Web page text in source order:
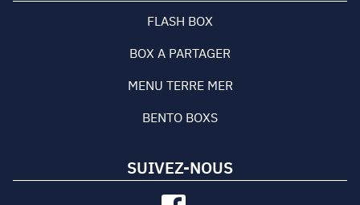
FLASH BOX
BOX A PARTAGER
MENU TERRE MER
BENTO BOXS
SUIVEZ-NOUS